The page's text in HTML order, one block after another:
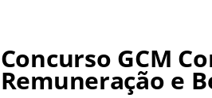
Concurso GCM
Remuneração e